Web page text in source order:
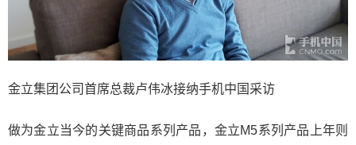
金立集团公司首席总裁卢伟冰接纳手机中国采访
做为金立当今的关键商品系列产品，金立M5系列产品上年则